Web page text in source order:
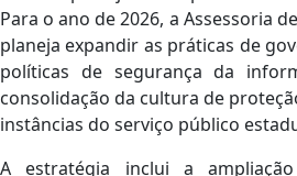
Para o ano de 2026, a Assessoria
planeja expandir as práticas de
políticas de segurança da
consolidação da cultura de
instâncias do serviço público
A estratégia inclui a